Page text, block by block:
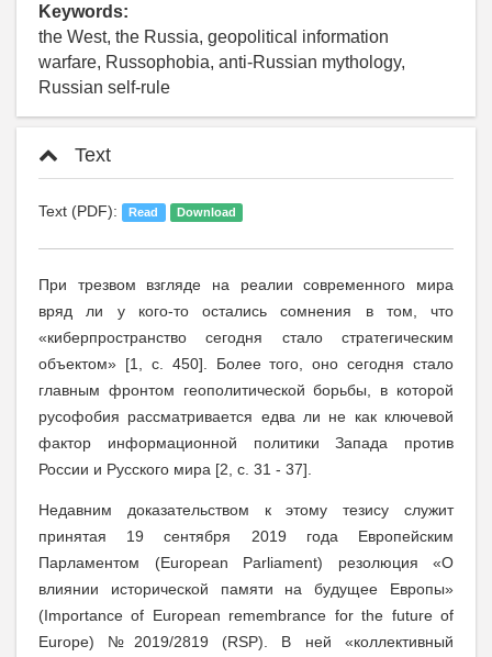
Keywords:
the West, the Russia, geopolitical information
warfare, Russophobia, anti-Russian mythology,
Russian self-rule
Text
Text (PDF): Read Download
При трезвом взгляде на реалии современного мира
вряд ли у кого-то остались сомнения в том, что
«киберпространство сегодня стало стратегическим
объектом» [1, с. 450]. Более того, оно сегодня стало
главным фронтом геополитической борьбы, в которой
русофобия рассматривается едва ли не как ключевой
фактор информационной политики Запада против
России и Русского мира [2, с. 31 - 37].
Недавним доказательством к этому тезису служит
принятая 19 сентября 2019 года Европейским
Парламентом (European Parliament) резолюция «О
влиянии исторической памяти на будущее Европы»
(Importance of European remembrance for the future of
Europe) №2019/2819 (RSP). В ней «коллективный